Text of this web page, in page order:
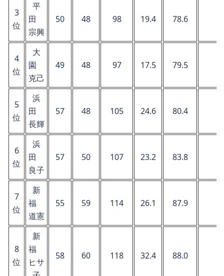
3
位
平
田
宗興
50 48 98 19.4 78.6
4
位
大
園
克己
49 48 97 17.5 79.5
5
位
浜
田
長輝
57 48 105 24.6 80.4
6
位
浜
田
良子
57 50 107 23.2 83.8
7
位
新
福
道憲
55 59 114 26.1 87.9
8
位
新
福
ヒサ
58 60 118 32.4 88.0